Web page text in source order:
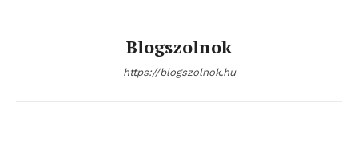
Blogszolnok
https://blogszolnok.hu